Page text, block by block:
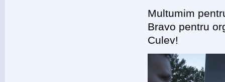
Multumim
Bravo pentru
Culev!